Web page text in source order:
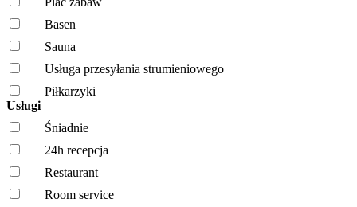
Basen
Sauna
Usługa przesyłania strumieniowego
Piłkarzyki
Usługi
Śniadnie
24h recepcja
Restaurant
Room service